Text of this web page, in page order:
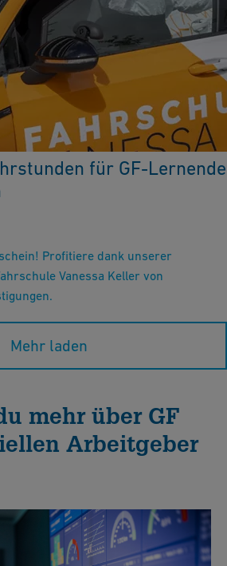
für GF-Lernende
Profitiere dank unserer
Vanessa Keller von
Mehr laden
mehr über GF
Arbeitgeber